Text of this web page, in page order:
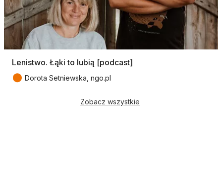
Lenistwo. Łąki to lubią [podcast]
● Dorota Setniewska, ngo.pl
Zobacz wszystkie